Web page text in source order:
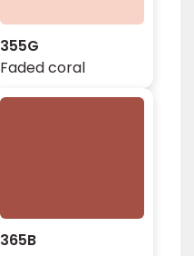
355G
Faded coral
365B